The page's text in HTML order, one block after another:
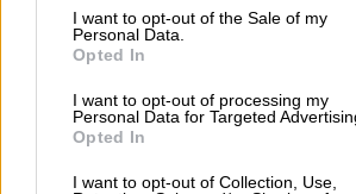
consent section.
I want to opt-out of the Sale of my
Personal Data.
Opted In
I want to opt-out of processing my
Personal Data for Targeted
Opted In
I want to opt-out of Collection, Use,
Κόσμος|14.05.2025 21:29
Συμφωνία «μαμούθ»
αεροσκάφη
Σύμφωνα με τον Τραμπ, ο
σύμβουλος της Boeing του